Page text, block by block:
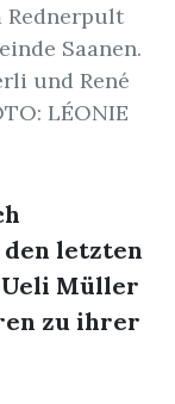
Rednerpult
Saanen.
und René
LÉONIE
letzten
Ueli Müller
zu ihrer